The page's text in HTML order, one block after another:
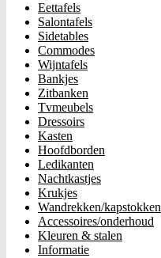
Eettafels
Salontafels
Sidetables
Commodes
Wijntafels
Bankjes
Zitbanken
Tvmeubels
Dressoirs
Kasten
Hoofdborden
Ledikanten
Nachtkastjes
Krukjes
Wandrekken/kapstokken
Accessoires/onderhoud
Kleuren & stalen
Informatie